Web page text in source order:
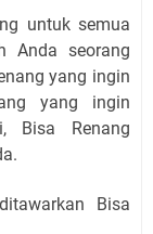
untuk semua
Anda seorang
yang ingin
yang ingin
Bisa Renang
Bisa